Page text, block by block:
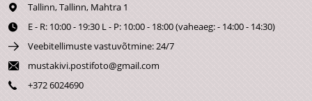
Tallinn,Tallinn, Mahtra 1
E - R: 10:00 - 19:30 L - P: 10:00 - 18:00 (vaheaeg: - 14:00 - 14:30)
Veebitellimuste vastuvõtmine: 24/7
mustakivi.postifoto@gmail.com
+372 6024690